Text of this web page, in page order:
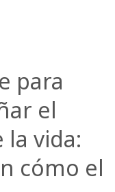
para
el
vida:
cómo el